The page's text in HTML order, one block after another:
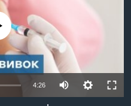
available
4:26